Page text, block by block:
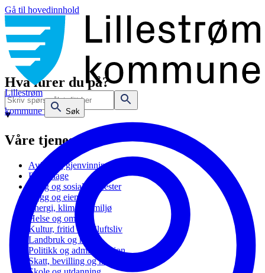
Gå til hovedinnhold
Lillestrøm
kommune
Søk
Hva lurer du på?
Våre tjenester
Avfall og gjenvinning
Barnehage
Bolig og sosiale tjenester
Bygg og eiendom
Energi, klima og miljø
Helse og omsorg
Kultur, fritid og friluftsliv
Landbruk og natur
Politikk og administrasjon
Skatt, bevilling og næring